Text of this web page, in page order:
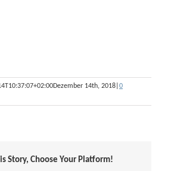
Dezember 14th, 2018 0
Story, Choose Your Platform!